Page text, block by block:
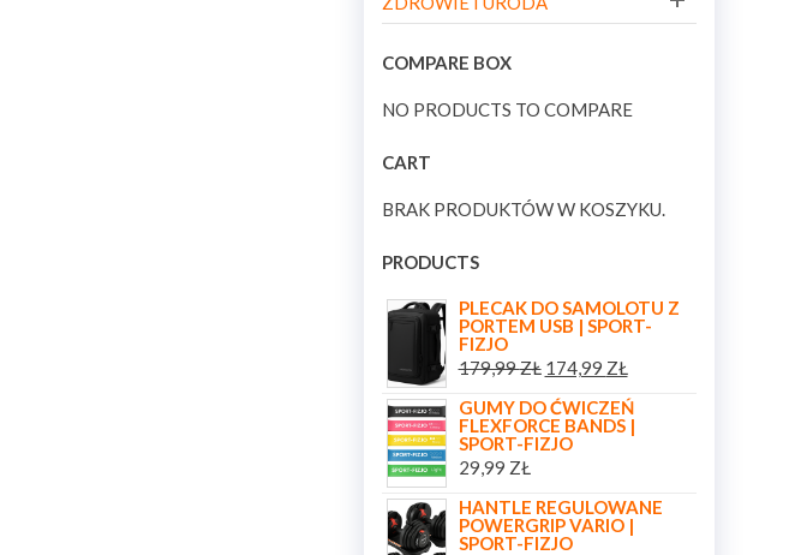
COMPARE BOX
NO PRODUCTS TO COMPARE
CART
BRAK PRODUKTÓW W KOSZYKU.
PRODUCTS
PLECAK DO SAMOLOTU Z
PORTEM USB | SPORT-
FIZJO
179,99ZŁ 174,99 ZŁ
GUMY DO ĆWICZEŃ
FLEXFORCE BANDS |
SPORT-FIZJO
29,99 ZŁ
HANTLE REGULOWANE
POWERGRIP VARIO |
SPORT-FIZJO